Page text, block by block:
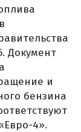
Документ
и
бензина
4».